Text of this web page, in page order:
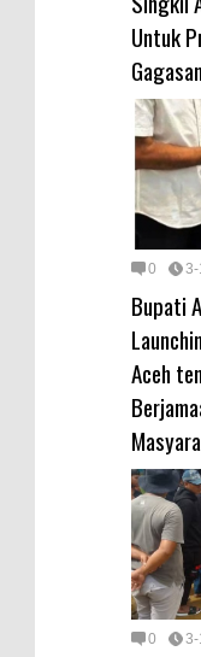
Untuk
0 3-
Bupati
Aceh
0 3-